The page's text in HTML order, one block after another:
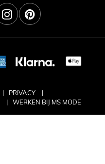
PRIVACY
WERKEN BIJ MS MODE